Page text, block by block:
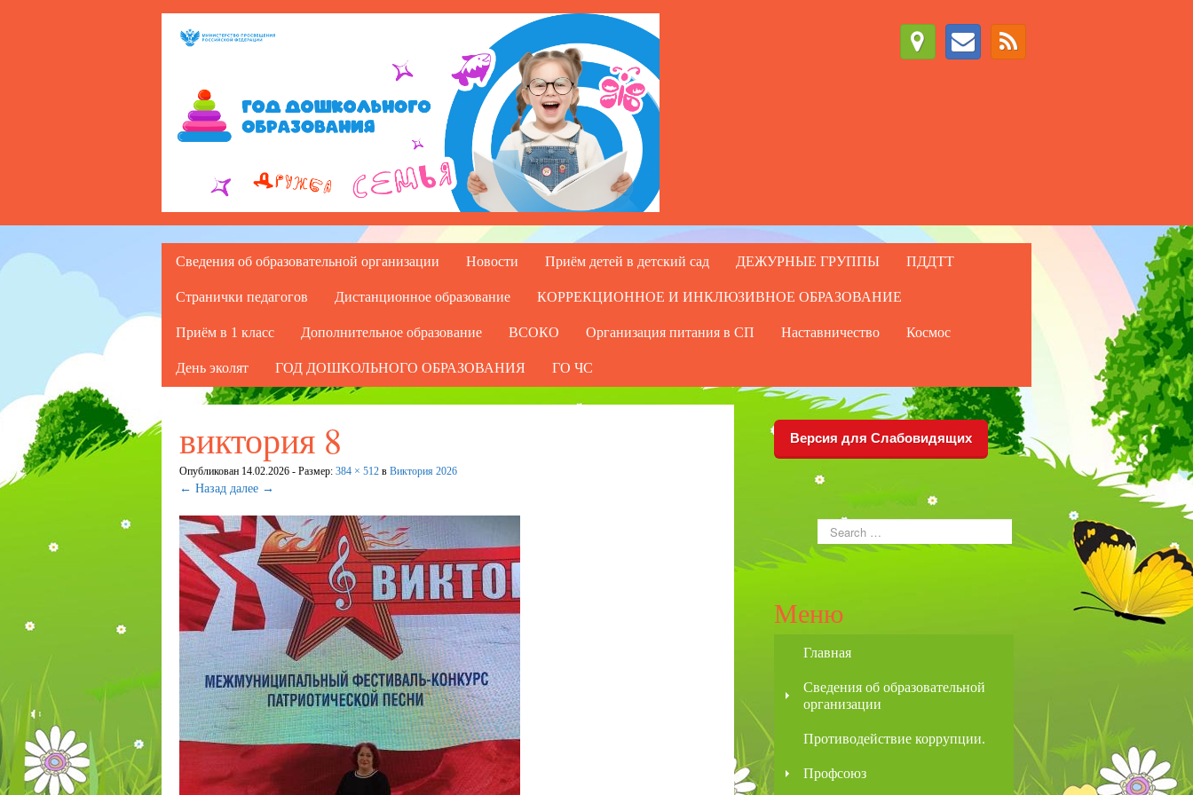
Сведения об образовательной организации Новости Приём детей в детский сад ДЕЖУРНЫЕ ГРУППЫ ПДДТТ
Странички педагогов Дистанционное образование КОРРЕКЦИОННОЕ И ИНКЛЮЗИВНОЕ ОБРАЗОВАНИЕ
Приём в 1 класс Дополнительное образование ВСОКО Организация питания в СП Наставничество Космос
День эколят ГОД ДОШКОЛЬНОГО ОБРАЗОВАНИЯ ГО ЧС
виктория 8
Опубликован 14.02.2026 - Размер: 384 × 512 в Виктория 2026
← Назад далее →
Версия для Слабовидящих
Меню
Главная
Сведения об образовательной
организации
Противодействие коррупции.
Профсоюз